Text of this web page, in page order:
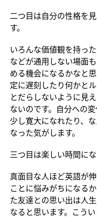
二つ目は自分の性格を
す。
いろんな価値観を持っ
などが通用しない場面
める機会になるかなと
定に遅刻したり何かと
とだらしないように見
ないのです。自分への
少し寛大になれたり、
なった気がします。
三つ目は楽しい時間にな
真面目な人ほど英語が
ことに悩みがちになる
た友達との思い出は人
なると思います。こう